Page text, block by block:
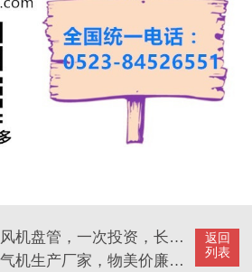
返回
列表
，一次投资，长期受益[扬子江空调]
厂家，物美价廉才算好[扬子江空调]